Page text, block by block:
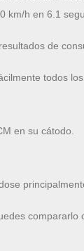
km/h en 6.1
de
todos
en su cátodo.